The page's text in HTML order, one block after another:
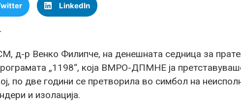
LinkedIn
д-р Венко Филипче, на денешната седница за
„1198“, која ВМРО-ДПМНЕ ја
по две години се претворила во симбол на
и изолација.